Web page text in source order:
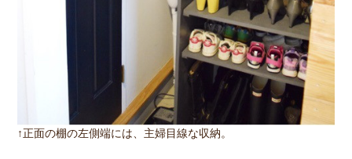
↑正面の棚の左側端には、主婦目線な収納。